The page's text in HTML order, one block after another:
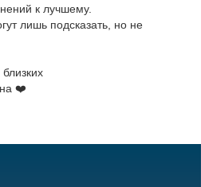
к лучшему.
лишь подсказать, но не
❤️